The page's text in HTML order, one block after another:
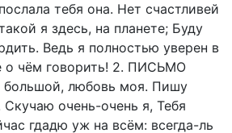
тебя она. Нет счастливей
я здесь, на планете; Буду
Ведь я полностью уверен в
о чём говорить! 2. ПИСЬМО
любовь моя. Пишу
очень-очень я, Тебя
гдадю уж на всём: всегда-ль